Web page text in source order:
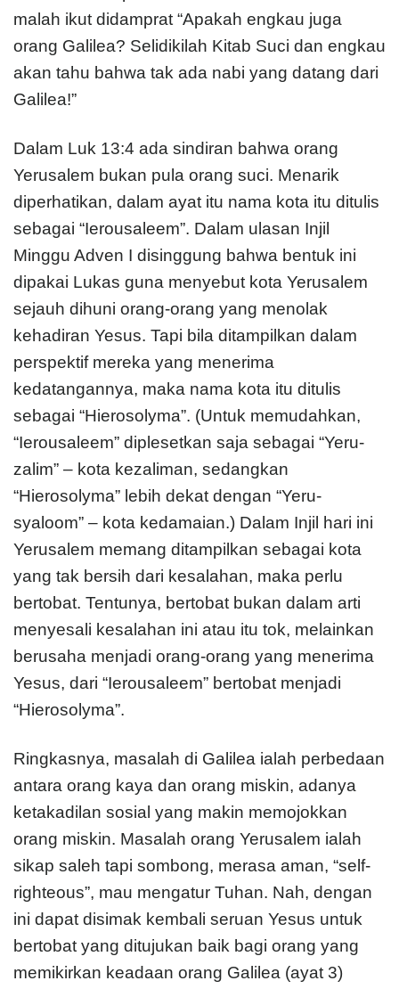
malah ikut didamprat “Apakah engkau juga
orang Galilea? Selidikilah Kitab Suci dan engkau
akan tahu bahwa tak ada nabi yang datang dari
Galilea!”
Dalam Luk 13:4 ada sindiran bahwa orang
Yerusalem bukan pula orang suci. Menarik
diperhatikan, dalam ayat itu nama kota itu ditulis
sebagai “Ierousaleem”. Dalam ulasan Injil
Minggu Adven I disinggung bahwa bentuk ini
dipakai Lukas guna menyebut kota Yerusalem
sejauh dihuni orang-orang yang menolak
kehadiran Yesus. Tapi bila ditampilkan dalam
perspektif mereka yang menerima
kedatangannya, maka nama kota itu ditulis
sebagai “Hierosolyma”. (Untuk memudahkan,
“Ierousaleem” diplesetkan saja sebagai “Yeru-
zalim” – kota kezaliman, sedangkan
“Hierosolyma” lebih dekat dengan “Yeru-
syaloom” – kota kedamaian.) Dalam Injil hari ini
Yerusalem memang ditampilkan sebagai kota
yang tak bersih dari kesalahan, maka perlu
bertobat. Tentunya, bertobat bukan dalam arti
menyesali kesalahan ini atau itu tok, melainkan
berusaha menjadi orang-orang yang menerima
Yesus, dari “Ierousaleem” bertobat menjadi
“Hierosolyma”.
Ringkasnya, masalah di Galilea ialah perbedaan
antara orang kaya dan orang miskin, adanya
ketakadilan sosial yang makin memojokkan
orang miskin. Masalah orang Yerusalem ialah
sikap saleh tapi sombong, merasa aman, “self-
righteous”, mau mengatur Tuhan. Nah, dengan
ini dapat disimak kembali seruan Yesus untuk
bertobat yang ditujukan baik bagi orang yang
memikirkan keadaan orang Galilea (ayat 3)